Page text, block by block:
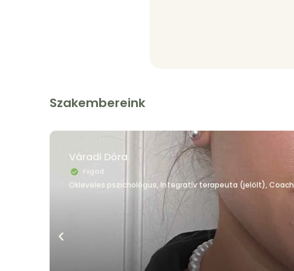
Szakembereink
Váradi Dóra
Fogad
Okleveles pszichológus, Integratív terapeuta (jelölt), Coach